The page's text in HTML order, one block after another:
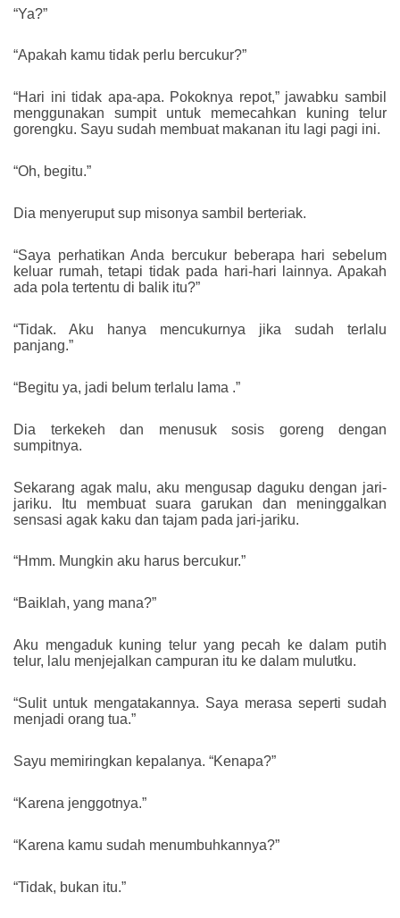
“Ya?”
“Apakah kamu tidak perlu bercukur?”
“Hari ini tidak apa-apa. Pokoknya repot,” jawabku sambil
menggunakan sumpit untuk memecahkan kuning telur
gorengku. Sayu sudah membuat makanan itu lagi pagi ini.
“Oh, begitu.”
Dia menyeruput sup misonya sambil berteriak.
“Saya perhatikan Anda bercukur beberapa hari sebelum
keluar rumah, tetapi tidak pada hari-hari lainnya. Apakah
ada pola tertentu di balik itu?”
“Tidak. Aku hanya mencukurnya jika sudah terlalu
panjang.”
“Begitu ya, jadi belum terlalu lama .”
Dia terkekeh dan menusuk sosis goreng dengan
sumpitnya.
Sekarang agak malu, aku mengusap daguku dengan jari-
jariku. Itu membuat suara garukan dan meninggalkan
sensasi agak kaku dan tajam pada jari-jariku.
“Hmm. Mungkin aku harus bercukur.”
“Baiklah, yang mana?”
Aku mengaduk kuning telur yang pecah ke dalam putih
telur, lalu menjejalkan campuran itu ke dalam mulutku.
“Sulit untuk mengatakannya. Saya merasa seperti sudah
menjadi orang tua.”
Sayu memiringkan kepalanya. “Kenapa?”
“Karena jenggotnya.”
“Karena kamu sudah menumbuhkannya?”
“Tidak, bukan itu.”